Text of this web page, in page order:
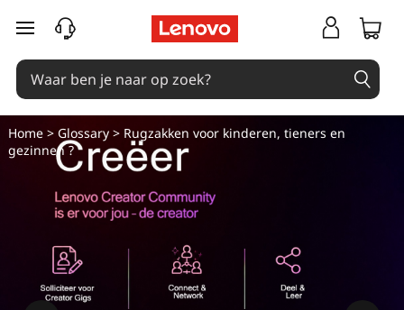
R
u
g
z
Ga naar de hoofdinhoud
Home> Glossary> Rugzakken voor kinderen, tieners en
gezinnen ?